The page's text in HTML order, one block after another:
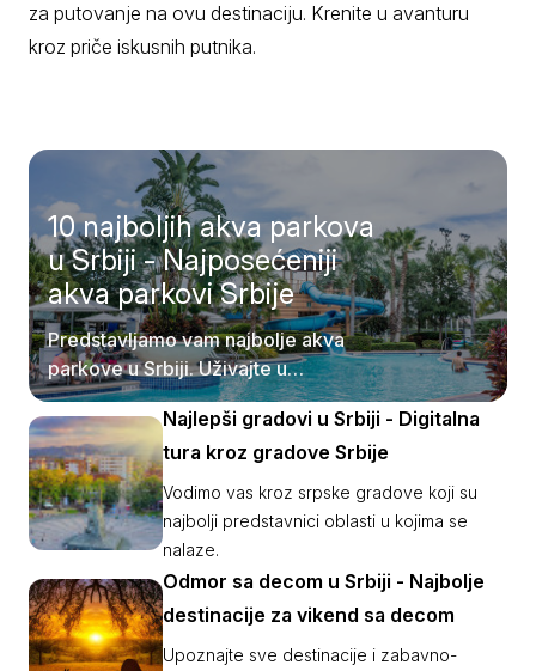
za putovanje na ovu destinaciju. Krenite u avanturu
kroz priče iskusnih putnika.
10 najboljih akva parkova
u Srbiji - Najposećeniji
akva parkovi Srbije
Predstavljamo vam najbolje akva
parkove u Srbiji. Uživajte u
pristupačnosti samih destinacija.
Najlepši gradovi u Srbiji - Digitalna
tura kroz gradove Srbije
Vodimo vas kroz srpske gradove koji su
najbolji predstavnici oblasti u kojima se
nalaze.
Odmor sa decom u Srbiji - Najbolje
destinacije za vikend sa decom
Upoznajte sve destinacije i zabavno-